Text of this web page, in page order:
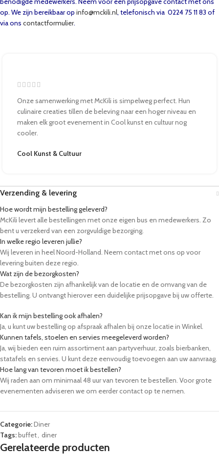
op. We zijn bereikbaar op info@mckili.nl, telefonisch via 0224 75 11 83 of
via ons contactformulier.
Onze samenwerking met McKili is simpelweg perfect. Hun
culinaire creaties tillen de beleving naar een hoger niveau en
maken elk groot evenement in Cool kunst en cultuur nog
cooler.
Cool Kunst & Cultuur
Verzending & levering
Hoe wordt mijn bestelling geleverd?
McKili levert alle bestellingen met onze eigen bus en medewerkers. Zo
bent u verzekerd van een zorgvuldige bezorging.
In welke regio leveren jullie?
Wij leveren in heel Noord-Holland. Neem contact met ons op voor
levering buiten deze regio.
Wat zijn de bezorgkosten?
De bezorgkosten zijn afhankelijk van de locatie en de omvang van de
bestelling. U ontvangt hierover een duidelijke prijsopgave bij uw offerte.
Kan ik mijn bestelling ook afhalen?
Ja, u kunt uw bestelling op afspraak afhalen bij onze locatie in Winkel.
Kunnen tafels, stoelen en servies meegeleverd worden?
Ja, wij bieden een ruim assortiment aan partyverhuur, zoals bierbanken,
statafels en servies. U kunt deze eenvoudig toevoegen aan uw aanvraag.
Hoe lang van tevoren moet ik bestellen?
Wij raden aan om minimaal 48 uur van tevoren te bestellen. Voor grote
evenementen adviseren we om eerder contact op te nemen.
Categorie:Diner
Tags:buffet, diner
Gerelateerde producten